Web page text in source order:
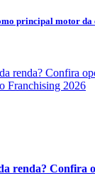
principal motor da
renda? Confira